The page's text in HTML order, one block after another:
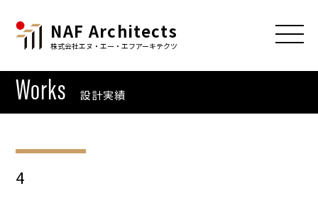
NAF Architects
株式会社エヌ・エー・エフアーキテクツ
Works 設計実績
4